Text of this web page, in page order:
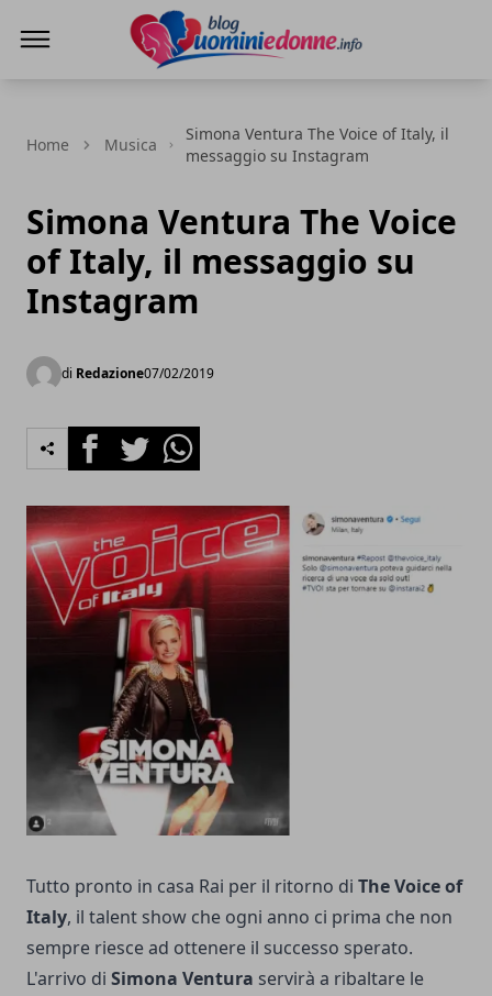
Home Musica
Simona Ventura The Voice of Italy, il
messaggio su Instagram
Simona Ventura The Voice
of Italy, il messaggio su
Instagram
di Redazione07/02/2019
FacebookTwitterWhatsapp
Tutto pronto in casa Rai per il ritorno di The Voice of
Italy, il talent show che ogni anno ci prima che non
sempre riesce ad ottenere il successo sperato.
L'arrivo di Simona Ventura servirà a ribaltare le